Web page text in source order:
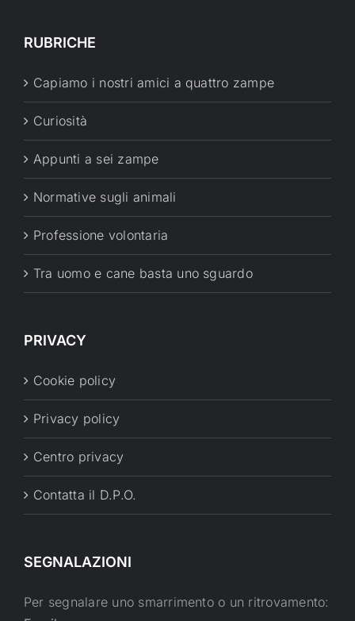
RUBRICHE
Capiamo i nostri amici a quattro zampe
Curiosità
Appunti a sei zampe
Normative sugli animali
Professione volontaria
Tra uomo e cane basta uno sguardo
PRIVACY
Cookie policy
Privacy policy
Centro privacy
Contatta il D.P.O.
SEGNALAZIONI
Per segnalare uno smarrimento o un ritrovamento: